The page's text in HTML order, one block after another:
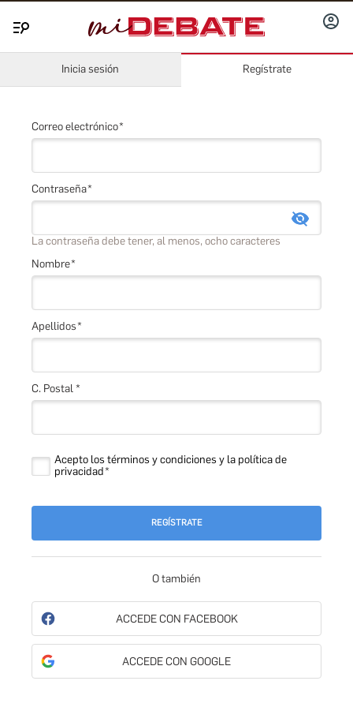
SESIÓN
Inicia sesión Regístrate
Correo electrónico
Contraseña
La contraseña debe tener, al menos, ocho caracteres
Nombre
Apellidos
C. Postal *
Acepto los términos y condiciones y la política de
privacidad
REGÍSTRATE
O también
ACCEDE CON FACEBOOK
ACCEDE CON GOOGLE